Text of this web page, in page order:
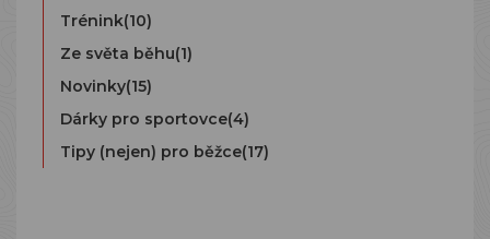
Trénink(10)
Ze světa běhu(1)
Novinky(15)
Dárky pro sportovce(4)
Tipy (nejen) pro běžce(17)